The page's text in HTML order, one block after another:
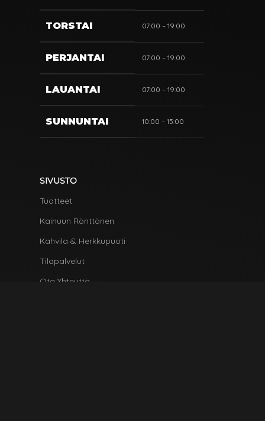
TORSTAI 07:00 – 19:00
PERJANTAI 07:00 – 19:00
LAUANTAI 07:00 – 19:00
SUNNUNTAI 10:00 – 15:00
SIVUSTO
Tuotteet
Kainuun Rönttönen
Kahvila & Herkkupuoti
Tilapalvelut
Ota Yhteyttä